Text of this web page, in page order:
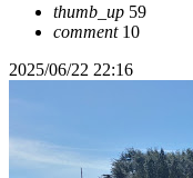
thumb_up 59
comment10
2025/06/22 22:16